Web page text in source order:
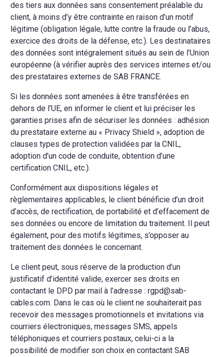
des tiers aux données sans consentement préalable du
client, à moins d’y être contrainte en raison d’un motif
légitime (obligation légale, lutte contre la fraude ou l’abus,
exercice des droits de la défense, etc.). Les destinataires
des données sont intégralement situés au sein de l’Union
européenne (à vérifier auprès des services internes et/ou
des prestataires externes de SAB FRANCE.
Si les données sont amenées à être transférées en
dehors de l’UE, en informer le client et lui préciser les
garanties prises afin de sécuriser les données : adhésion
du prestataire externe au « Privacy Shield », adoption de
clauses types de protection validées par la CNIL,
adoption d’un code de conduite, obtention d’une
certification CNIL, etc.).
Conformément aux dispositions légales et
règlementaires applicables, le client bénéficie d’un droit
d’accès, de rectification, de portabilité et d’effacement de
ses données ou encore de limitation du traitement. Il peut
également, pour des motifs légitimes, s’opposer au
traitement des données le concernant.
Le client peut, sous réserve de la production d’un
justificatif d’identité valide, exercer ses droits en
contactant le DPD par mail à l’adresse : rgpd@sab-
cables.com. Dans le cas où le client ne souhaiterait pas
recevoir des messages promotionnels et invitations via
courriers électroniques, messages SMS, appels
téléphoniques et courriers postaux, celui-ci a la
possibilité de modifier son choix en contactant SAB